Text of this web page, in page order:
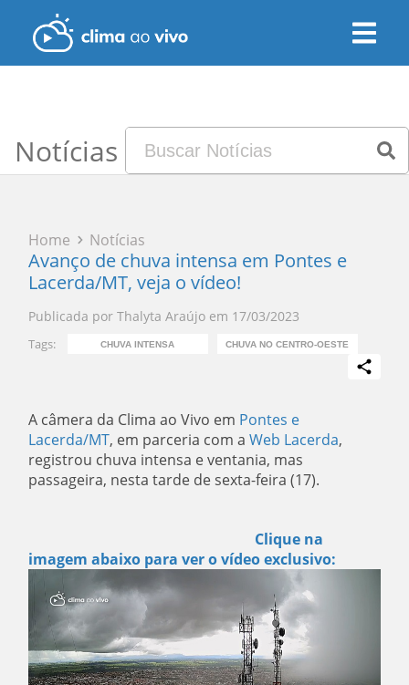
Notícias
Home Notícias
Avanço de chuva intensa em Pontes e
Lacerda/MT, veja o vídeo!
Publicada por Thalyta Araújo em 17/03/2023
Tags: CHUVA INTENSA CHUVA NO CENTRO-OESTE
A câmera da Clima ao Vivo em Pontes e
Lacerda/MT, em parceria com a Web Lacerda,
registrou chuva intensa e ventania, mas
passageira, nesta tarde de sexta-feira (17).
Clique na
imagem abaixo para ver o vídeo exclusivo: